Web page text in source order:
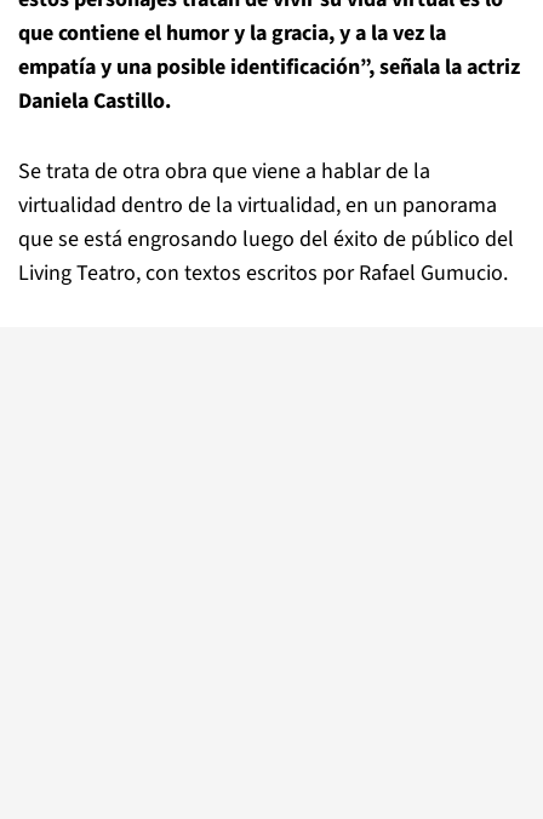
que contiene el humor y la gracia, y a la vez la
empatía y una posible identificación”, señala la actriz
Daniela Castillo.
Se trata de otra obra que viene a hablar de la
virtualidad dentro de la virtualidad, en un panorama
que se está engrosando luego del éxito de público del
Living Teatro, con textos escritos por Rafael Gumucio.